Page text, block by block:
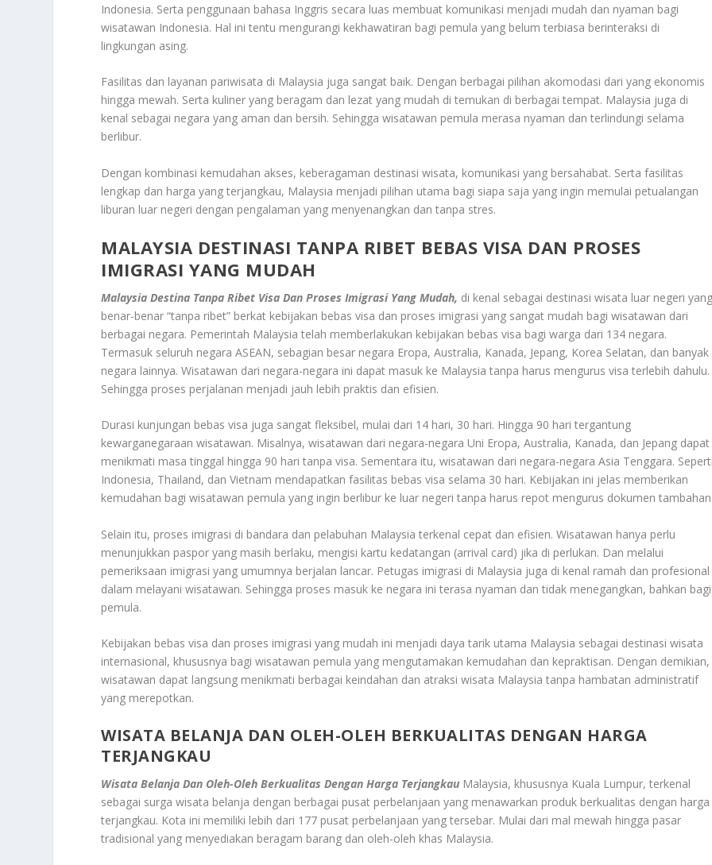
Indonesia. Serta penggunaan bahasa Inggris secara luas membuat komunikasi menjadi mudah dan nyaman bagi
wisatawan Indonesia. Hal ini tentu mengurangi kekhawatiran bagi pemula yang belum terbiasa berinteraksi di
lingkungan asing.
Fasilitas dan layanan pariwisata di Malaysia juga sangat baik. Dengan berbagai pilihan akomodasi dari yang ekonomis
hingga mewah. Serta kuliner yang beragam dan lezat yang mudah di temukan di berbagai tempat. Malaysia juga di
kenal sebagai negara yang aman dan bersih. Sehingga wisatawan pemula merasa nyaman dan terlindungi selama
berlibur.
Dengan kombinasi kemudahan akses, keberagaman destinasi wisata, komunikasi yang bersahabat. Serta fasilitas
lengkap dan harga yang terjangkau, Malaysia menjadi pilihan utama bagi siapa saja yang ingin memulai petualangan
liburan luar negeri dengan pengalaman yang menyenangkan dan tanpa stres.
MALAYSIA DESTINASI TANPA RIBET BEBAS VISA DAN PROSES
IMIGRASI YANG MUDAH
Malaysia Destina Tanpa Ribet Visa Dan Proses Imigrasi Yang Mudah, di kenal sebagai destinasi wisata luar negeri
benar-benar “tanpa ribet” berkat kebijakan bebas visa dan proses imigrasi yang sangat mudah bagi wisatawan dari
berbagai negara. Pemerintah Malaysia telah memberlakukan kebijakan bebas visa bagi warga dari 134 negara.
Termasuk seluruh negara ASEAN, sebagian besar negara Eropa, Australia, Kanada, Jepang, Korea Selatan, dan banyak
negara lainnya. Wisatawan dari negara-negara ini dapat masuk ke Malaysia tanpa harus mengurus visa terlebih dahulu.
Sehingga proses perjalanan menjadi jauh lebih praktis dan efisien.
Durasi kunjungan bebas visa juga sangat fleksibel, mulai dari 14 hari, 30 hari. Hingga 90 hari tergantung
kewarganegaraan wisatawan. Misalnya, wisatawan dari negara-negara Uni Eropa, Australia, Kanada, dan Jepang dapat
menikmati masa tinggal hingga 90 hari tanpa visa. Sementara itu, wisatawan dari negara-negara Asia Tenggara.
Indonesia, Thailand, dan Vietnam mendapatkan fasilitas bebas visa selama 30 hari. Kebijakan ini jelas memberikan
kemudahan bagi wisatawan pemula yang ingin berlibur ke luar negeri tanpa harus repot mengurus dokumen
Selain itu, proses imigrasi di bandara dan pelabuhan Malaysia terkenal cepat dan efisien. Wisatawan hanya perlu
menunjukkan paspor yang masih berlaku, mengisi kartu kedatangan (arrival card) jika di perlukan. Dan melalui
pemeriksaan imigrasi yang umumnya berjalan lancar. Petugas imigrasi di Malaysia juga di kenal ramah dan profesional
dalam melayani wisatawan. Sehingga proses masuk ke negara ini terasa nyaman dan tidak menegangkan, bahkan bagi
pemula.
Kebijakan bebas visa dan proses imigrasi yang mudah ini menjadi daya tarik utama Malaysia sebagai destinasi wisata
internasional, khususnya bagi wisatawan pemula yang mengutamakan kemudahan dan kepraktisan. Dengan demikian,
wisatawan dapat langsung menikmati berbagai keindahan dan atraksi wisata Malaysia tanpa hambatan administratif
yang merepotkan.
WISATA BELANJA DAN OLEH-OLEH BERKUALITAS DENGAN HARGA
TERJANGKAU
Wisata Belanja Dan Oleh-Oleh Berkualitas Dengan Harga Terjangkau Malaysia, khususnya Kuala Lumpur, terkenal
sebagai surga wisata belanja dengan berbagai pusat perbelanjaan yang menawarkan produk berkualitas dengan harga
terjangkau. Kota ini memiliki lebih dari 177 pusat perbelanjaan yang tersebar. Mulai dari mal mewah hingga pasar
tradisional yang menyediakan beragam barang dan oleh-oleh khas Malaysia.